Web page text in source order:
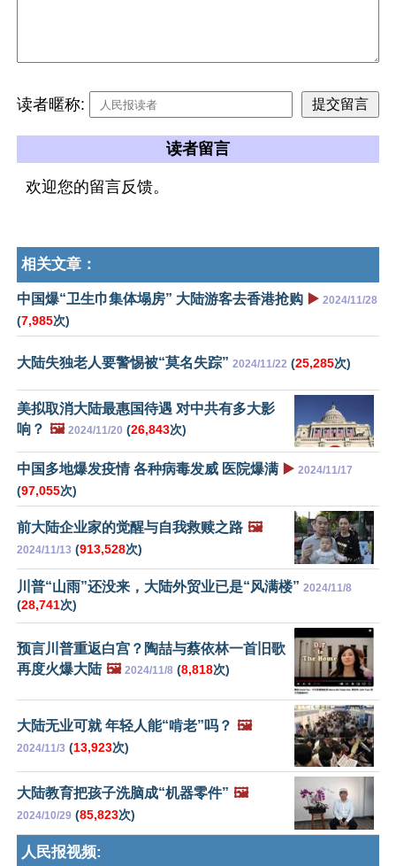
读者暱称:
读者留言
欢迎您的留言反馈。
相关文章：
中国爆“卫生巾集体塌房” 大陆游客去香港抢购 ▶️ 2024/11/28
(7,985次)
大陆失独老人要警惕被“莫名失踪” 2024/11/22 (25,285次)
美拟取消大陆最惠国待遇 对中共有多大影
响？ 🖼️ 2024/11/20 (26,843次)
中国多地爆发疫情 各种病毒发威 医院爆满 ▶️ 2024/11/17
(97,055次)
前大陆企业家的觉醒与自我救赎之路 🖼️
2024/11/13 (913,528次)
川普“山雨”还没来，大陆外贸业已是“风满楼” 2024/11/8
(28,741次)
预言川普重返白宫？陶喆与蔡依林一首旧歌
再度火爆大陆 🖼️ 2024/11/8 (8,818次)
大陆无业可就 年轻人能“啃老”吗？ 🖼️
2024/11/3 (13,923次)
大陆教育把孩子洗脑成“机器零件” 🖼️
2024/10/29 (85,823次)
人民报视频: